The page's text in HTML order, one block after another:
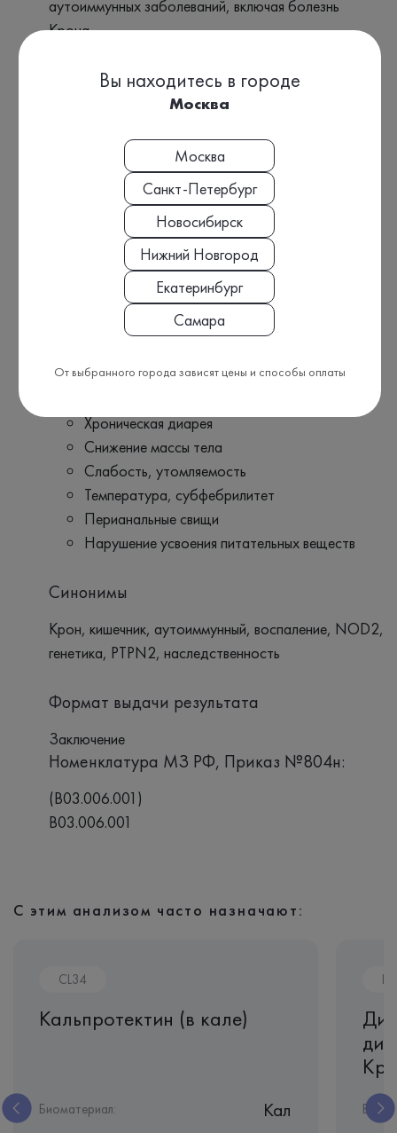
аутоиммунных заболеваний, включая болезнь
Крона.
Болезнь Крона
Аутоиммунный гастрит
Синдром раздражённого кишечника
Сахарный диабет 1 типа
Ревматоидный артрит
Симптомы
Хроническая диарея
Снижение массы тела
Слабость, утомляемость
Температура, субфебрилитет
Перианальные свищи
Нарушение усвоения питательных веществ
Синонимы
Крон, кишечник, аутоиммунный, воспаление, NOD2,
генетика, PTPN2, наследственность
Формат выдачи результата
Заключение
Номенклатура МЗ РФ, Приказ №804н:
(В03.006.001)
В03.006.001
С этим анализом часто назначают:
CL34
Кальпротектин (в кале)
Биоматериал: Кал
Вы находитесь в городе
Москва
Москва
Санкт-Петербург
Новосибирск
Нижний Новгород
Екатеринбург
Самара
От выбранного города зависят цены и способы оплаты